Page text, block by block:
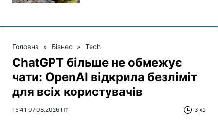
Головна » Бізнес » Tech
ChatGPT більше не обмежує
чати: OpenAI відкрила безліміт
для всіх користувачів
15:41 07.08.2026 Пт 3 хв